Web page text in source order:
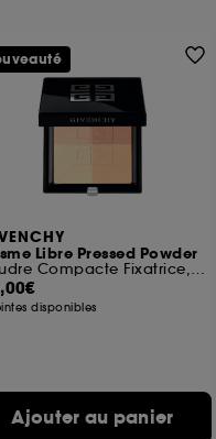
Libre Pressed Powder
Poudre Compacte Fixatrice, Matifiante et Floutante
disponibles
Ajouter au panier